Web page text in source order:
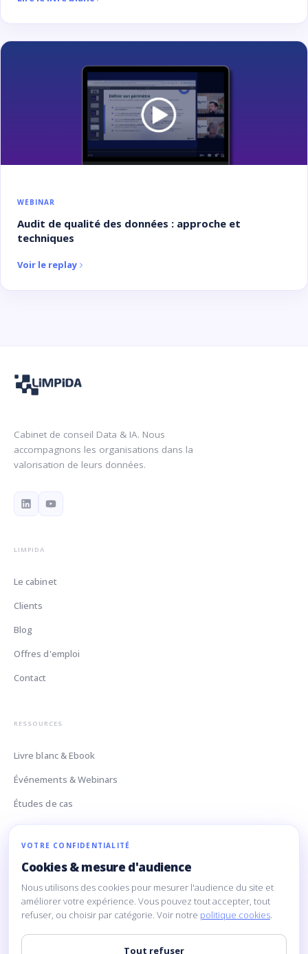
WEBINAR
Audit de qualité des données : approche et
techniques
Voir le replay
Cabinet de conseil Data & IA. Nous
accompagnons les organisations dans la
valorisation de leurs données.
LIMPIDA
Le cabinet
Clients
Blog
Offres d'emploi
Contact
RESSOURCES
Livre blanc & Ebook
Événements & Webinars
Études de cas
Glossaire Data
CONTACT
160 Rue Montmartre
75002 Paris
VOTRE CONFIDENTIALITÉ
Cookies & mesure d'audience
Nous utilisons des cookies pour mesurer l'audience du site et
améliorer votre expérience. Vous pouvez tout accepter, tout
refuser, ou choisir par catégorie. Voir notre politique cookies.
Tout refuser